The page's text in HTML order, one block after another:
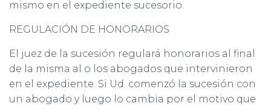
mismo en el expediente sucesorio.
REGULACIÓN DE HONORARIOS
El juez de la sucesión regulará honorarios al final
de la misma al o los abogados que intervinieron
en el expediente. Si Ud. comenzó la sucesión con
un abogado y luego lo cambia por el motivo que